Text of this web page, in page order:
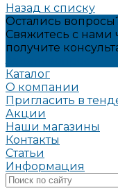
Назад к списку
Остались
Свяжитесь с нами
получите
Каталог
О компании
Пригласить в
Акции
Наши магазины
Контакты
Статьи
Информация